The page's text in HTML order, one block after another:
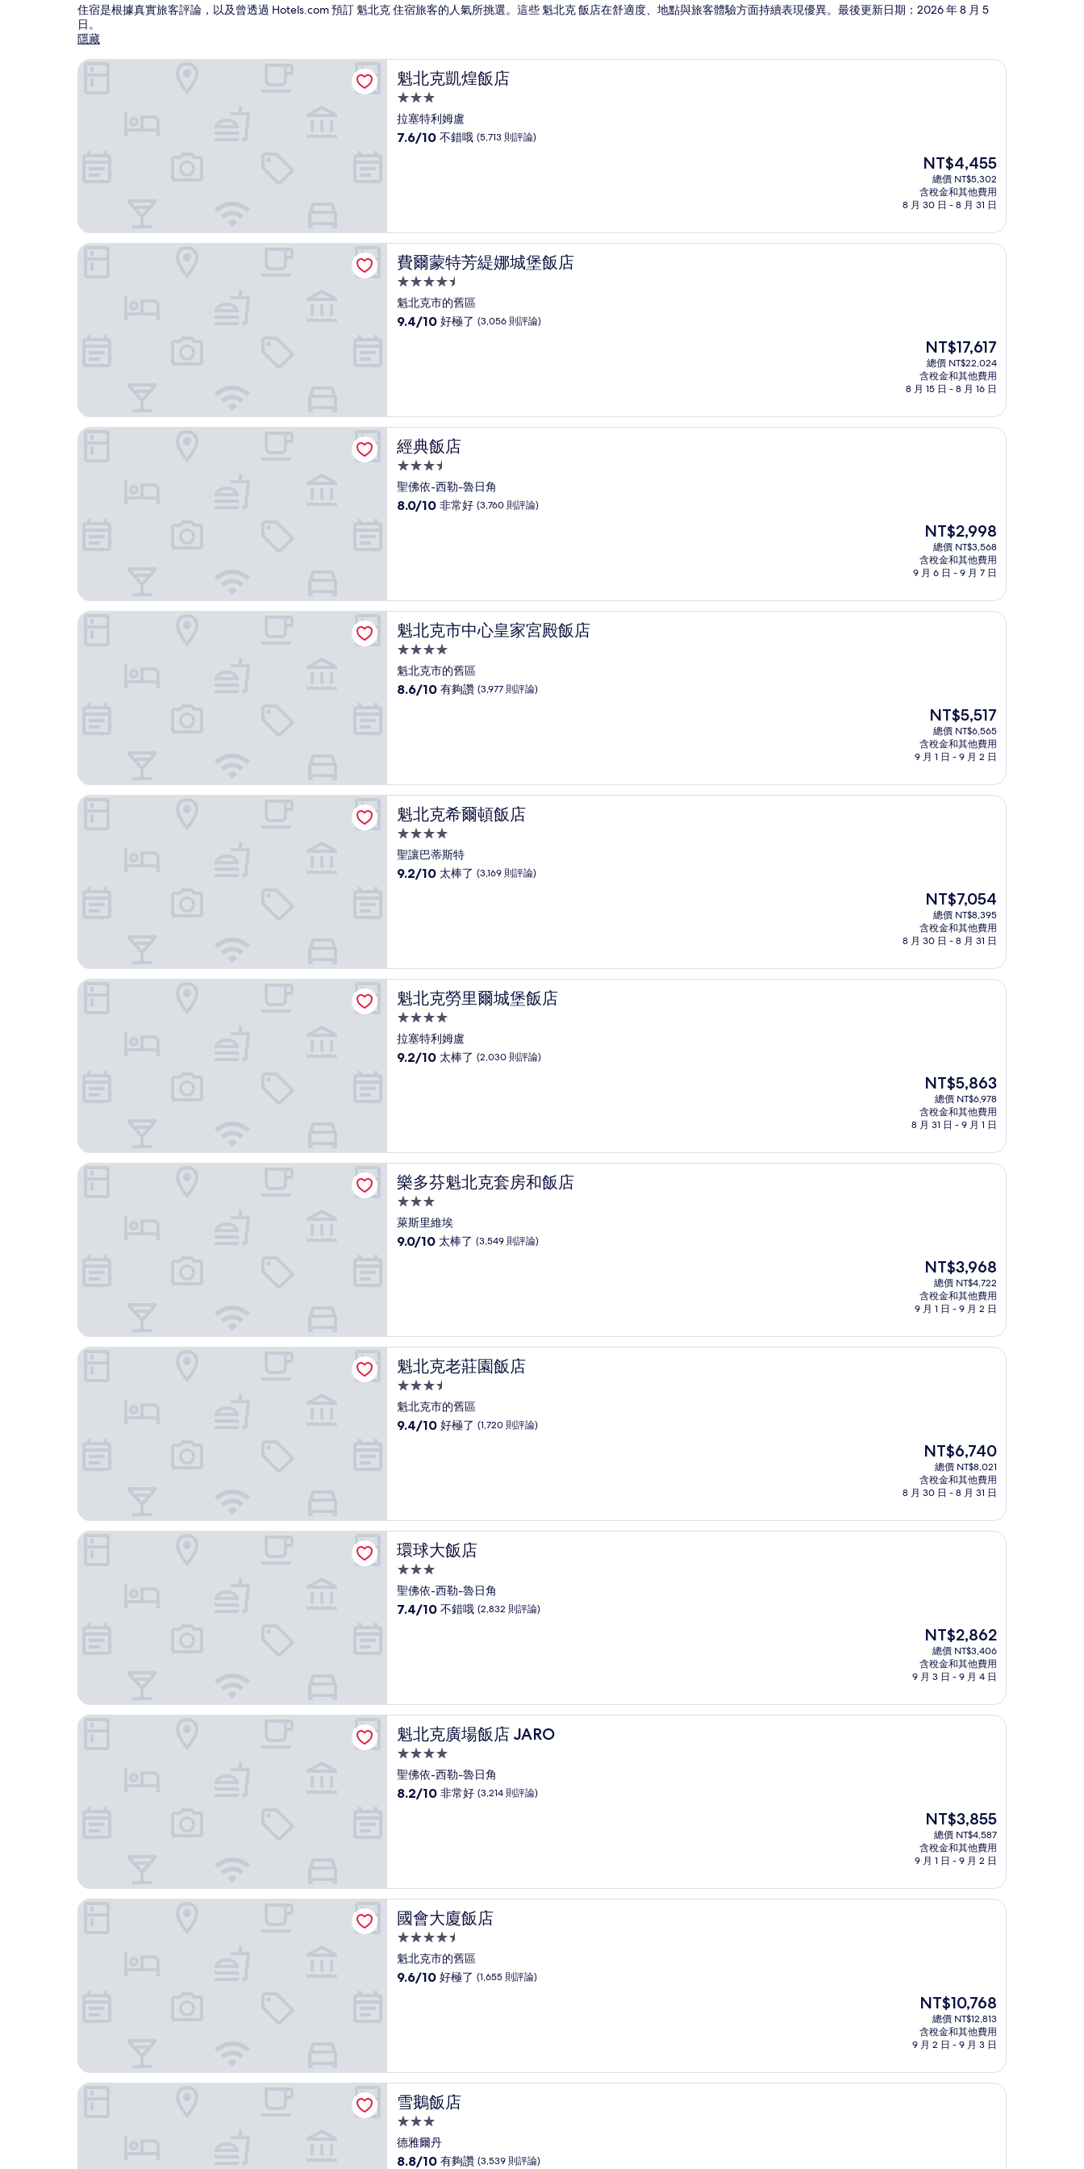
住宿是根據真實旅客評論，以及曾透過 Hotels.com 預訂 魁北克 住宿旅客的人氣所挑選。這些 魁北克 飯店在舒適度、地點與旅客體驗方面持續表現優異。最後更新日期： 2026 年 8 月 5
日。
隱藏
魁北克凱煌飯店
魁北克凱煌飯店
3.0
星
級
拉塞特利姆盧
7.6
錯
哦，
(5,713
則
評
論)
7.6/10 不錯哦 (5,713 則評論)
現
在
價
格
NT$4,455
NT$4,455
總價 NT$5,302
含稅金和其他費用
8 月 30 日 - 8 月 31 日
魁北克凱煌飯店
費爾蒙特芳緹娜城堡飯店
費爾蒙特芳緹娜城堡飯店
4.5
星
級
魁北克市的舊區
9.4
極
了，
(3,056
則
評
論)
9.4/10 好極了 (3,056 則評論)
現
在
價
格
NT$17,617
NT$17,617
總價 NT$22,024
含稅金和其他費用
8 月 15 日 - 8 月 16 日
費爾蒙特芳緹娜城堡飯店
經典飯店
經典飯店
3.5
星
級
聖佛依-西勒-魯日角
8.0
常
好，
(3,760
則
評
論)
8.0/10 非常好 (3,760 則評論)
現
在
價
格
NT$2,998
NT$2,998
總價 NT$3,568
含稅金和其他費用
9 月 6 日 - 9 月 7 日
經典飯店
魁北克市中心皇家宮殿飯店
魁北克市中心皇家宮殿飯店
4.0
星
級
魁北克市的舊區
8.6
夠
讚，
(3,977
則
評
論)
8.6/10 有夠讚 (3,977 則評論)
現
在
價
格
NT$5,517
NT$5,517
總價 NT$6,565
含稅金和其他費用
9 月 1 日 - 9 月 2 日
魁北克市中心皇家宮殿飯店
魁北克希爾頓飯店
魁北克希爾頓飯店
4.0
星
級
聖讓巴蒂斯特
9.2
棒
了，
(3,169
則
評
論)
9.2/10 太棒了 (3,169 則評論)
現
在
價
格
NT$7,054
NT$7,054
總價 NT$8,395
含稅金和其他費用
8 月 30 日 - 8 月 31 日
魁北克希爾頓飯店
魁北克勞里爾城堡飯店
魁北克勞里爾城堡飯店
4.0
星
級
拉塞特利姆盧
9.2
棒
了，
(2,030
則
評
論)
9.2/10 太棒了 (2,030 則評論)
現
價
格
NT$5,863
NT$5,863
總價 NT$6,978
含稅金和其他費用
8 月 31 日 - 9 月 1 日
魁北克勞里爾城堡飯店
樂多芬魁北克套房和飯店
樂多芬魁北克套房和飯店
3.0
星
級
萊斯里維埃
9.0
棒
了，
(3,549
則
評
論)
9.0/10 太棒了 (3,549 則評論)
現
在
價
格
NT$3,968
NT$3,968
總價 NT$4,722
含稅金和其他費用
9 月 1 日 - 9 月 2 日
樂多芬魁北克套房和飯店
魁北克老莊園飯店
魁北克老莊園飯店
3.5
星
級
魁北克市的舊區
9.4
極
了，
(1,720
則
評
論)
9.4/10 好極了 (1,720 則評論)
現
價
格
NT$6,740
NT$6,740
總價 NT$8,021
含稅金和其他費用
8 月 30 日 - 8 月 31 日
魁北克老莊園飯店
環球大飯店
環球大飯店
3.0
星
級
聖佛依-西勒-魯日角
7.4
錯
哦，
(2,832
則
評
論)
7.4/10 不錯哦 (2,832 則評論)
現
在
價
格
NT$2,862
NT$2,862
總價 NT$3,406
含稅金和其他費用
9 月 3 日 - 9 月 4 日
環球大飯店
魁北克廣場飯店 JARO
魁北克廣場飯店 JARO
4.0
星
級
聖佛依-西勒-魯日角
8.2
常
好，
(3,214
則
評
論)
8.2/10 非常好 (3,214 則評論)
現
在
價
格
NT$3,855
NT$3,855
總價 NT$4,587
含稅金和其他費用
9 月 1 日 - 9 月 2 日
魁北克廣場飯店 JARO
國會大廈飯店
國會大廈飯店
4.5
星
級
魁北克市的舊區
9.6
極
了，
(1,655
則
評
論)
9.6/10 好極了 (1,655 則評論)
現
價
格
NT$10,768
NT$10,768
總價 NT$12,813
含稅金和其他費用
9 月 2 日 - 9 月 3 日
國會大廈飯店
雪鵝飯店
雪鵝飯店
3.0
星
級
德雅爾丹
8.8
8.8/10 有夠讚 (3,539 則評論)
雪鵝飯店